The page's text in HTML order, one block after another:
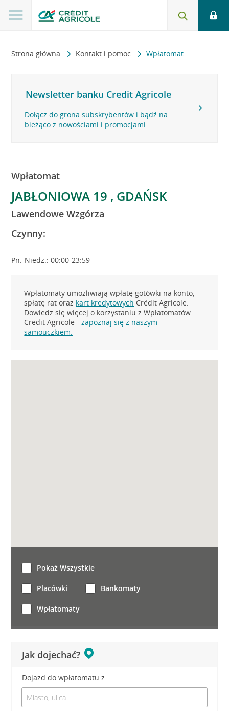
Strona główna Kontakt i pomoc Wpłatomat
Newsletter banku Credit Agricole
Dołącz do grona subskrybentów i bądź na
bieżąco z nowościami i promocjami
Wpłatomat
JABŁONIOWA 19 , GDAŃSK
Lawendowe Wzgórza
Czynny:
Pn.-Niedz.: 00:00-23:59
Wpłatomaty umożliwiają wpłatę gotówki na konto,
spłatę rat oraz kart kredytowych Crédit Agricole.
Dowiedz się więcej o korzystaniu z Wpłatomatów
Credit Agricole -zapoznaj się z naszym
samouczkiem.
Jak dojechać?
Dojazd do wpłatomatu z:
Pokaż Wszystkie
Placówki Bankomaty
Wpłatomaty